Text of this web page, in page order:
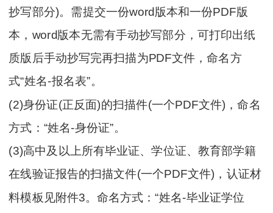
抄写部分)。需提交一份word版本和一份PDF版
本，word版本无需有手动抄写部分，可打印出纸
质版后手动抄写完再扫描为PDF文件，命名方
式“姓名-报名表”。
(2)身份证(正反面)的扫描件(一个PDF文件)，命名
方式：“姓名-身份证”。
(3)高中及以上所有毕业证、学位证、教育部学籍
在线验证报告的扫描文件(一个PDF文件)，认证材
料模板见附件3。命名方式：“姓名-毕业证学位